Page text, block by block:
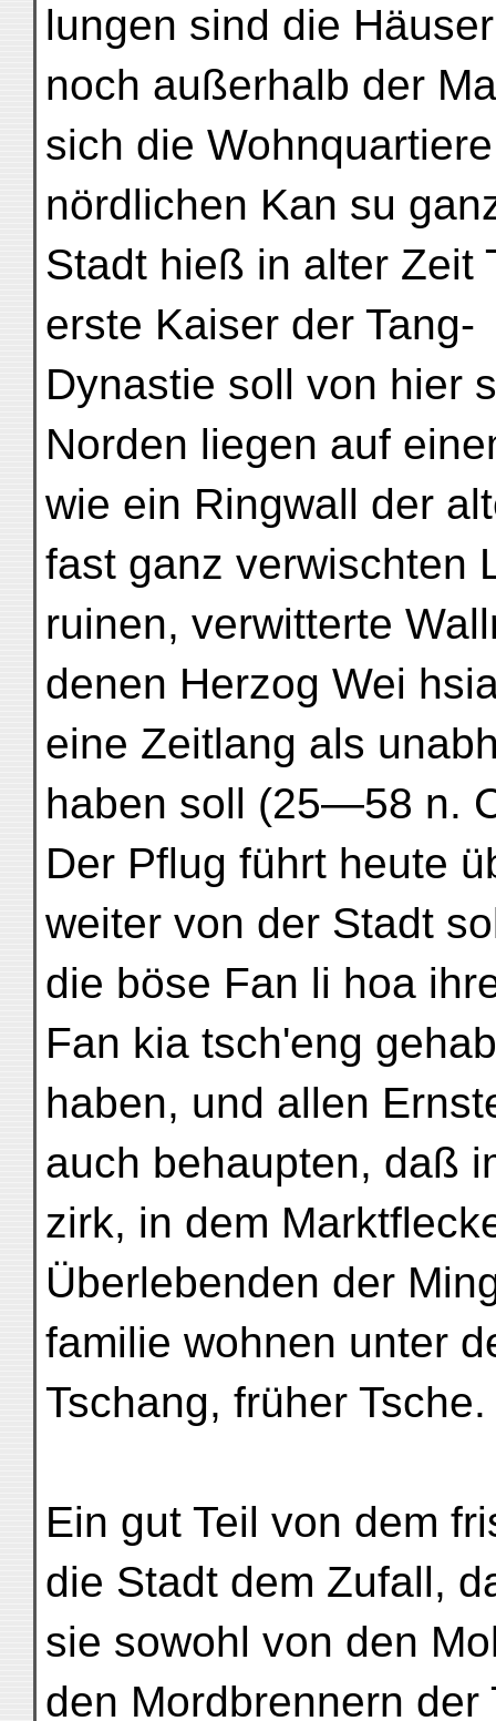
lungen sind die
noch außerhalb der
sich die
nördlichen Kan su
Stadt hieß in alter Zeit
erste Kaiser der Tang-
Dynastie soll von hier
Norden liegen auf
wie ein Ringwall der
fast ganz verwischten
ruinen, verwitterte
denen Herzog Wei
eine Zeitlang als
haben soll (25—58 n.
Der Pflug führt heute
weiter von der Stadt
die böse Fan li hoa
Fan kia tsch'eng
haben, und allen
auch behaupten, daß
zirk, in dem
Überlebenden der
familie wohnen unter
Tschang, früher Tsche.
Ein gut Teil von dem
die Stadt dem Zufall,
sie sowohl von den
den Mordbrennern der